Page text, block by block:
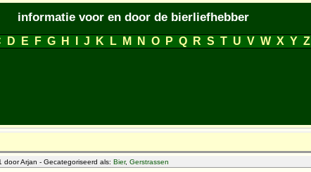
informatie voor en door de bierliefhebber
D E F G H J K L M N O P Q R S T U V W X Y Z
Arjan - Gecategoriseerd als: Bier, Gerstrassen